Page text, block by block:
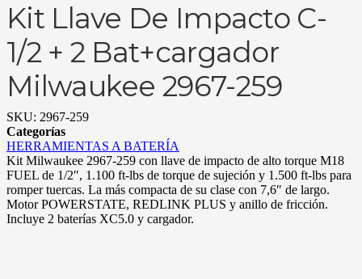
Kit Llave De Impacto C-
1/2 + 2 Bat+cargador
Milwaukee 2967-259
SKU: 2967-259
Categorías
HERRAMIENTAS A BATERÍA
Kit Milwaukee 2967-259 con llave de impacto de alto torque M18
FUEL de 1/2″, 1.100 ft-lbs de torque de sujeción y 1.500 ft-lbs para
romper tuercas. La más compacta de su clase con 7,6″ de largo.
Motor POWERSTATE, REDLINK PLUS y anillo de fricción.
Incluye 2 baterías XC5.0 y cargador.